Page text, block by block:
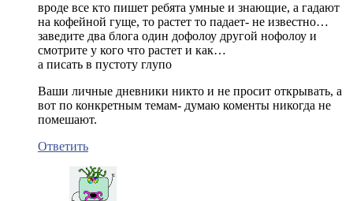
вроде все кто пишет ребята умные и знающие, а гадают
на кофейной гуще, то растет то падает- не известно…
заведите два блога один дофолоу другой нофолоу и
смотрите у кого что растет и как…
а писать в пустоту глупо
Ваши личные дневники никто и не просит открывать, а
вот по конкретным темам- думаю коменты никогда не
помешают.
Ответить